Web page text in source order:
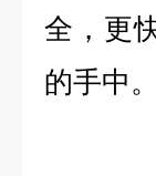
全，更
的手中。